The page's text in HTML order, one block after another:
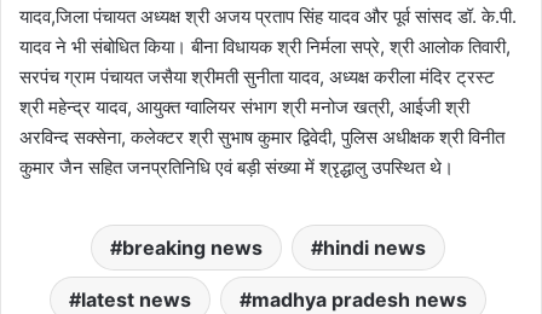
यादव,जिला पंचायत अध्यक्ष श्री अजय प्रताप सिंह यादव और पूर्व सांसद डॉ. के.पी.
यादव ने भी संबोधित किया। बीना विधायक श्री निर्मला सप्रे, श्री आलोक तिवारी,
सरपंच ग्राम पंचायत जसैया श्रीमती सुनीता यादव, अध्यक्ष करीला मंदिर ट्रस्ट
श्री महेन्द्र यादव, आयुक्त ग्वालियर संभाग श्री मनोज खत्री, आईजी श्री
अरविन्द सक्सेना, कलेक्टर श्री सुभाष कुमार द्विवेदी, पुलिस अधीक्षक श्री विनीत
कुमार जैन सहित जनप्रतिनिधि एवं बड़ी संख्या में श्रृद्धालु उपस्थित थे।
breaking news hindi news
latest news madhya pradesh news